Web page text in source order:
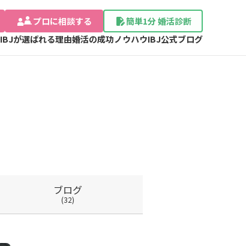
プロに相談する
簡単1分 婚活診断
IBJが選ばれる理由婚活の成功ノウハウIBJ公式ブログ
ブログ
(32)